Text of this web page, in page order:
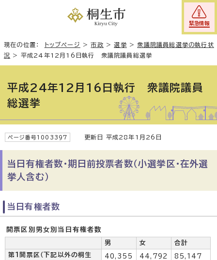
緊急情報
現在の位置： トップページ >市政 >選挙 >衆議院議員総選挙の執行状
況
> 平成24年12月16日執行 衆議院議員総選挙
平成24年12月16日執行 衆議院議員
総選挙
ページ番号1003397 更新日 平成28年1月26日
当日有権者数・期日前投票者数（小選挙区・在外選
挙人含む）
当日有権者数
開票区別男女別当日有権者数
男 女
合計
第1開票区（下記以外の桐生
40,355 44,792 85,147